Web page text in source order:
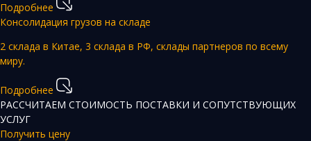
Подробнее
Консолидация грузов на складе
2 склада в Китае, 3 склада в РФ, склады партнеров по всему
миру.
Подробнее
РАССЧИТАЕМ СТОИМОСТЬ ПОСТАВКИ И СОПУТСТВУЮЩИХ
УСЛУГ
Получить цену